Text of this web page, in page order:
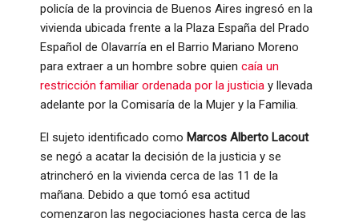
policía de la provincia de Buenos Aires ingresó en la
vivienda ubicada frente a la Plaza España del Prado
Español de Olavarría en el Barrio Mariano Moreno
para extraer a un hombre sobre quien caía un
restricción familiar ordenada por la justicia y llevada
adelante por la Comisaría de la Mujer y la Familia.
El sujeto identificado como Marcos Alberto Lacout
se negó a acatar la decisión de la justicia y se
atrincheró en la vivienda cerca de las 11 de la
mañana. Debido a que tomó esa actitud
comenzaron las negociaciones hasta cerca de las